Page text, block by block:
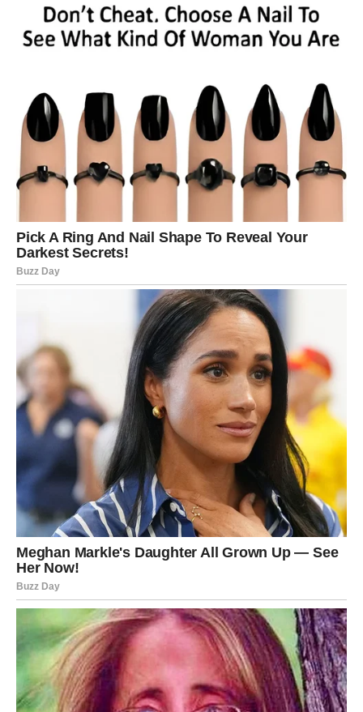
mudro.
POTEZI
Finansije ove nedelje zahtevajuumerenost i kontrolu.
Nije period za rasipanje, ali jeste za pametno ulaganje
energije i sredstava. Zvezde vam savetuju da razmislite
ne samo sada.
Moguća je manja finansijska prilika ili ideja koja se kasnije
može razviti u nešto ozbiljnije. Ne potcenjujte male
korake – kod vas oni često vode ka velikim rezultatima.
EMOCIJE I UNUTRAŠNJE
STANJE
Emotivno, iduća nedelja donosijačanje samopouzdanja
Iako možete imati trenutke sumnje ili sete zbog prošlih
događaja, vi ih sada posmatrate iz drugačije perspektive.
Više ne tražite potvrdu spolja – počinjete da je nalazite u
sebi.
Zvezde vam savetuju da se okružite ljudima koji vas
podržavaju i koji vas ne doživljavaju kao pretnju, već kao
inspiraciju. Vaša energija je snažna, ali ove nedelje i
lekovita– i za vas i za druge.